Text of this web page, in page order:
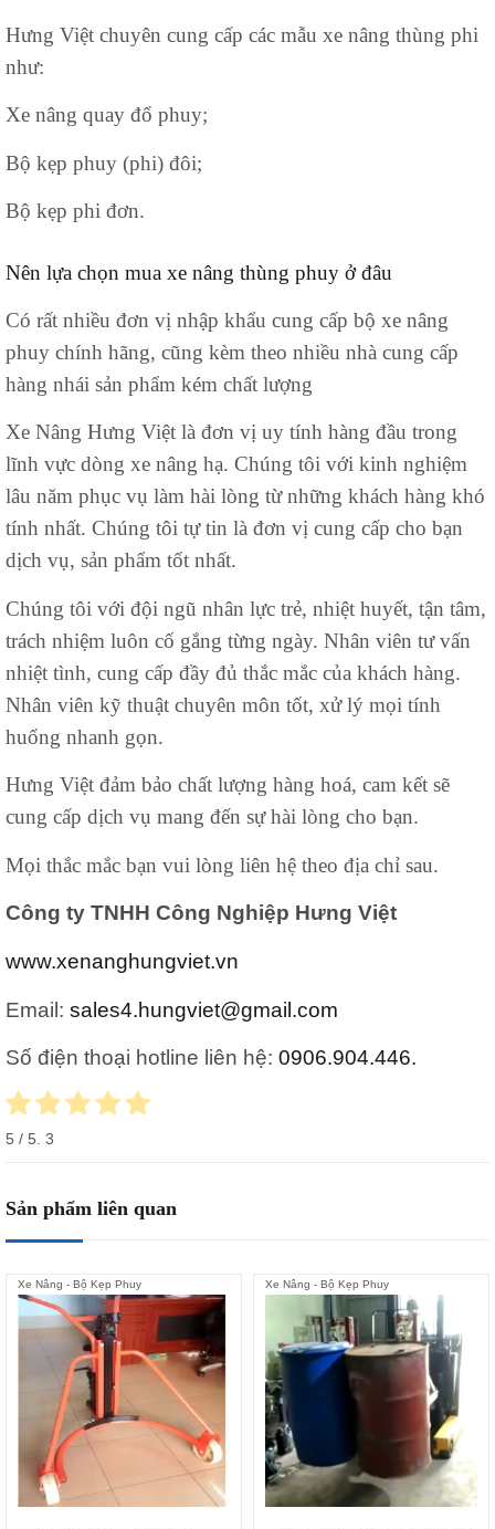
Hưng Việt chuyên cung cấp các mẫu xe nâng thùng phi
như:
Xe nâng quay đổ phuy;
Bộ kẹp phuy (phi) đôi;
Bộ kẹp phi đơn.
Nên lựa chọn mua xe nâng thùng phuy ở đâu
Có rất nhiều đơn vị nhập khẩu cung cấp bộ xe nâng
phuy chính hãng, cũng kèm theo nhiều nhà cung cấp
hàng nhái sản phẩm kém chất lượng
Xe Nâng Hưng Việt là đơn vị uy tính hàng đầu trong
lĩnh vực dòng xe nâng hạ. Chúng tôi với kinh nghiệm
lâu năm phục vụ làm hài lòng từ những khách hàng khó
tính nhất. Chúng tôi tự tin là đơn vị cung cấp cho bạn
dịch vụ, sản phẩm tốt nhất.
Chúng tôi với đội ngũ nhân lực trẻ, nhiệt huyết, tận tâm,
trách nhiệm luôn cố gắng từng ngày. Nhân viên tư vấn
nhiệt tình, cung cấp đầy đủ thắc mắc của khách hàng.
Nhân viên kỹ thuật chuyên môn tốt, xử lý mọi tính
huống nhanh gọn.
Hưng Việt đảm bảo chất lượng hàng hoá, cam kết sẽ
cung cấp dịch vụ mang đến sự hài lòng cho bạn.
Mọi thắc mắc bạn vui lòng liên hệ theo địa chỉ sau.
Công ty TNHH Công Nghiệp Hưng Việt
www.xenanghungviet.vn
Email: sales4.hungviet@gmail.com
Số điện thoại hotline liên hệ: 0906.904.446.
5 / 5. 3
Sản phẩm liên quan
Xe Nâng - Bộ Kẹp Phuy Xe Nâng - Bộ Kẹp Phuy